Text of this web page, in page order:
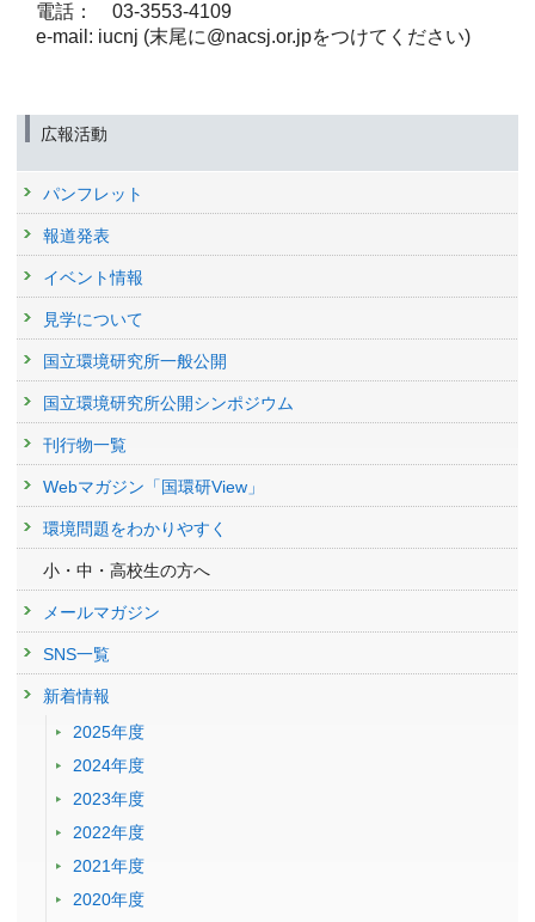
電話： 03-3553-4109
e-mail: iucnj (末尾に@nacsj.or.jpをつけてください)
広報活動
パンフレット
報道発表
イベント情報
見学について
国立環境研究所一般公開
国立環境研究所公開シンポジウム
刊行物一覧
Webマガジン「国環研View」
環境問題をわかりやすく
小・中・高校生の方へ
メールマガジン
SNS一覧
新着情報
2025年度
2024年度
2023年度
2022年度
2021年度
2020年度